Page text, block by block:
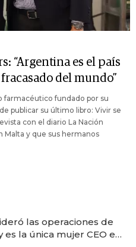
“Argentina es el país
del mundo”
farmacéutico fundado por su
publicar su último libro: Vivir se
con el diario La Nación
y que sus hermanos
las operaciones de
es la única mujer CEO en